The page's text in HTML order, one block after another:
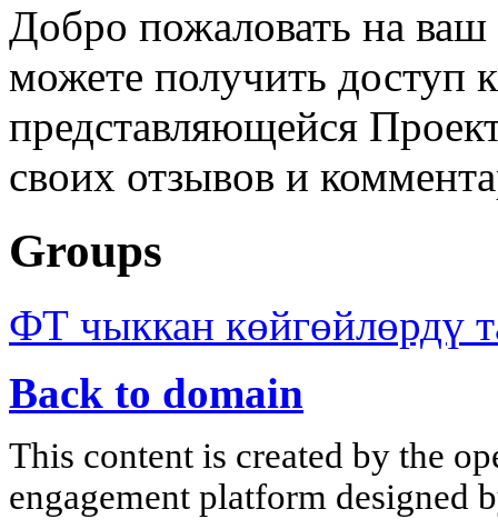
Добро пожаловать на
можете получить доступ
представляющейся
своих отзывов и
Groups
ФТ чыккан көйгөйлөрдү
Back to domain
This content is created by the
engagement platform designed